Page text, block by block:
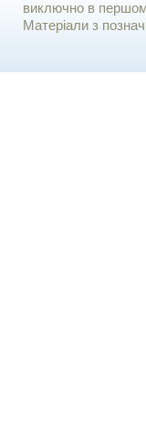
виключно в
Матеріали з